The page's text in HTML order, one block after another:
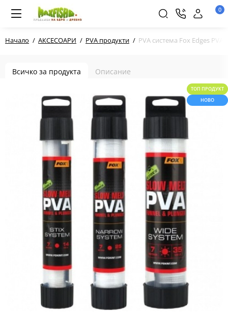
0
Начало АКСЕСОАРИ PVA продукти PVA система Fox Edges
Всичко за продукта Описание
ТОП ПРОДУКТ
НОВО